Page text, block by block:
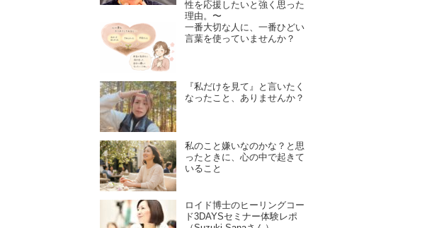
性を応援したいと強く思った
理由。〜
一番大切な人に、一番ひどい
言葉を使っていませんか？
『私だけを見て』と言いたく
なったこと、ありませんか？
私のこと嫌いなのかな？と思
ったときに、心の中で起きて
いること
ロイド博士のヒーリングコー
ド3DAYSセミナー体験レポ